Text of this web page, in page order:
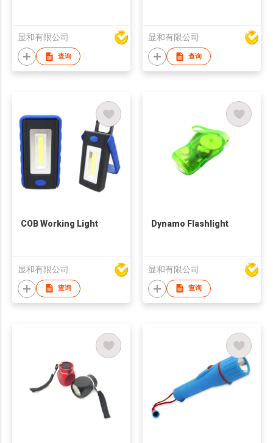
显和有限公司
查询
显和有限公司
查询
COB Working Light
显和有限公司
查询
Dynamo Flashlight
显和有限公司
查询